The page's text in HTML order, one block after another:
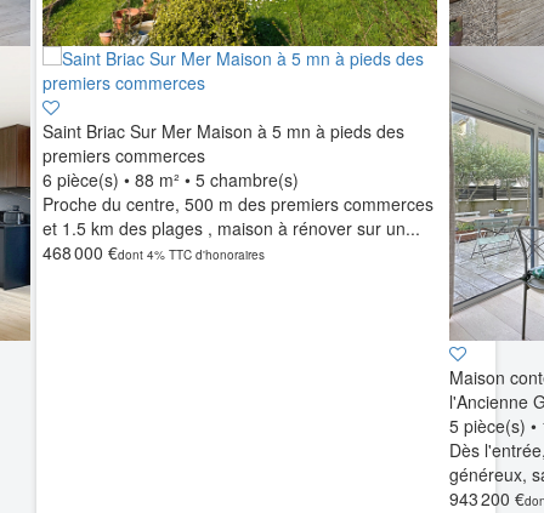
Saint Briac Sur Mer Maison à 5 mn à pieds des
premiers commerces
6 pièce(s) • 88 m² • 5 chambre(s)
Proche du centre, 500 m des premiers commerces
et 1.5 km des plages , maison à rénover sur un...
468 000 €dont 4% TTC d'honoraires
Maison
l'Ancienne
5 pièce(s) •
Dès
généreux,
943 200 €